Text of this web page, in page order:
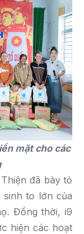
mặt cho các
đã bày tỏ
to lớn của
Đồng thời, i9
hiện các hoạt